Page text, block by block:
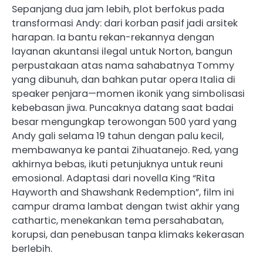
Sepanjang dua jam lebih, plot berfokus pada
transformasi Andy: dari korban pasif jadi arsitek
harapan. Ia bantu rekan-rekannya dengan
layanan akuntansi ilegal untuk Norton, bangun
perpustakaan atas nama sahabatnya Tommy
yang dibunuh, dan bahkan putar opera Italia di
speaker penjara—momen ikonik yang simbolisasi
kebebasan jiwa. Puncaknya datang saat badai
besar mengungkap terowongan 500 yard yang
Andy gali selama 19 tahun dengan palu kecil,
membawanya ke pantai Zihuatanejo. Red, yang
akhirnya bebas, ikuti petunjuknya untuk reuni
emosional. Adaptasi dari novella King “Rita
Hayworth and Shawshank Redemption”, film ini
campur drama lambat dengan twist akhir yang
cathartic, menekankan tema persahabatan,
korupsi, dan penebusan tanpa klimaks kekerasan
berlebih.